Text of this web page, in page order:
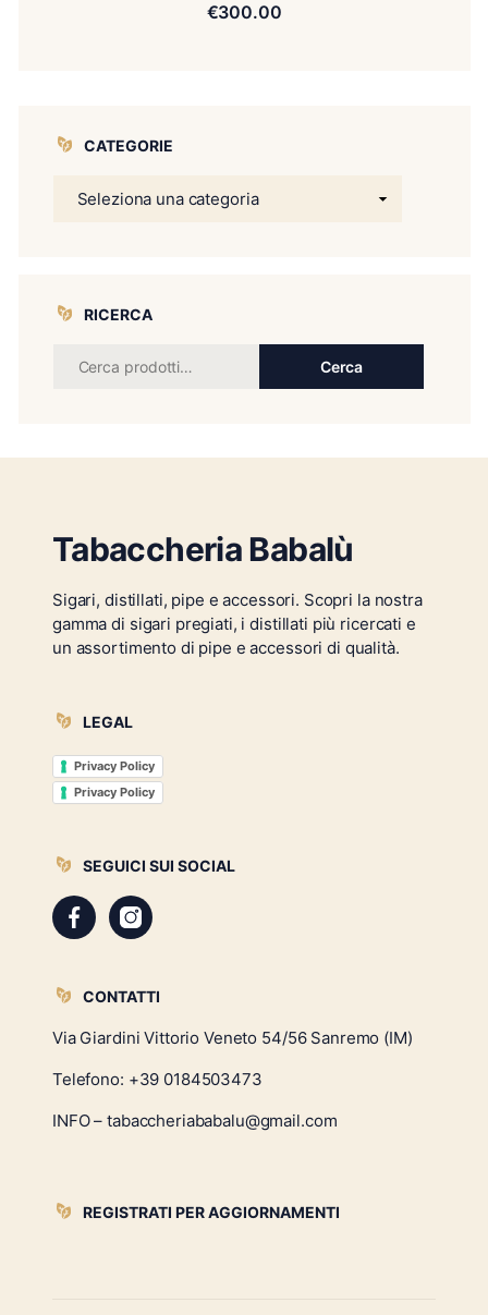
€300.00
CATEGORIE
RICERCA
Cerca
Tabaccheria Babalù
Sigari, distillati, pipe e accessori. Scopri la nostra
gamma di sigari pregiati, i distillati più ricercati e
un assortimento di pipe e accessori di qualità.
LEGAL
Privacy Policy
Privacy Policy
SEGUICI SUI SOCIAL
CONTATTI
Via Giardini Vittorio Veneto 54/56 Sanremo (IM)
Telefono: +39 0184503473
INFO – tabaccheriababalu@gmail.com
REGISTRATI PER AGGIORNAMENTI